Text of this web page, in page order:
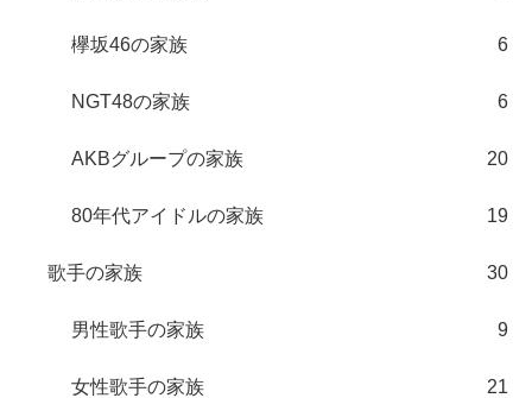
欅坂46の家族 6
NGT48の家族 6
AKBグループの家族 20
80年代アイドルの家族 19
歌手の家族 30
男性歌手の家族 9
女性歌手の家族 21